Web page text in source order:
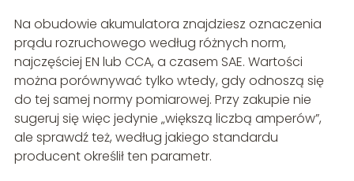
Na obudowie akumulatora znajdziesz oznaczenia
prądu rozruchowego według różnych norm,
najczęściej EN lub CCA, a czasem SAE. Wartości
można porównywać tylko wtedy, gdy odnoszą się
do tej samej normy pomiarowej. Przy zakupie nie
sugeruj się więc jedynie „większą liczbą amperów”,
ale sprawdź też, według jakiego standardu
producent określił ten parametr.